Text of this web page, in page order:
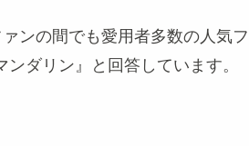
ンの間でも愛用者多数の人気
ダリン』と回答しています。